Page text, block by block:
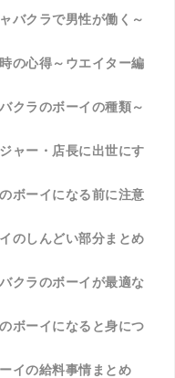
バクラで男性が働く～
の心得～ウエイター編
クラのボーイの種類～
ャー・店長に出世にす
ボーイになる前に注意
のしんどい部分まとめ
クラのボーイが最適な
ボーイになると身につ
イの給料事情まとめ